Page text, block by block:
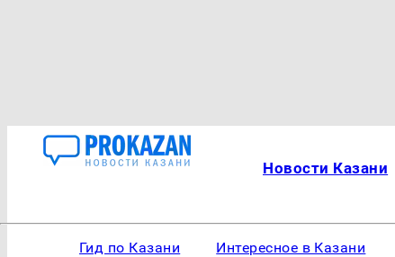
Новости Казани
Гид по Казани Интересное в Казани